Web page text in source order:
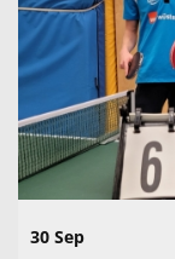
100 Jahre TSV
Anmeldung
Fanartikel
30 Sep